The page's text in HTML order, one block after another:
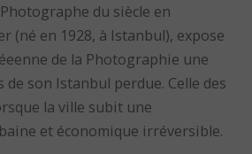
du siècle en
(né en 1928, à Istanbul), expose
de la Photographie une
de son Istanbul perdue. Celle des
la ville subit une
et économique irréversible.